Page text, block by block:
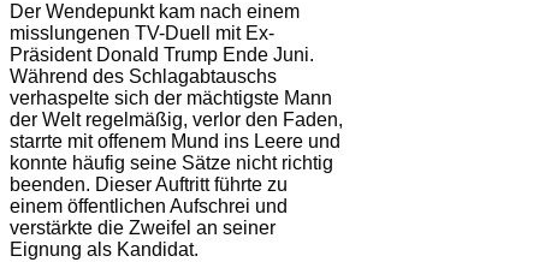
Der Wendepunkt kam nach einem
misslungenen TV-Duell mit Ex-
Präsident Donald Trump Ende Juni.
Während des Schlagabtauschs
verhaspelte sich der mächtigste Mann
der Welt regelmäßig, verlor den Faden,
starrte mit offenem Mund ins Leere und
konnte häufig seine Sätze nicht richtig
beenden. Dieser Auftritt führte zu
einem öffentlichen Aufschrei und
verstärkte die Zweifel an seiner
Eignung als Kandidat.